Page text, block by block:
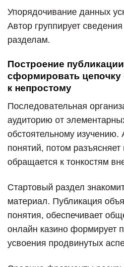
Упорядочивание данных
Автор группирует
разделам.
Построение
сформировать цепочку
к непростому
Последовательная
аудиторию от
обстоятельному изучению.
понятий, потом
обращается к тонкостям
Стартовый раздел
материал. Публикация
понятия, обеспечивает
онлайн казино формирует
усвоения продвинутых